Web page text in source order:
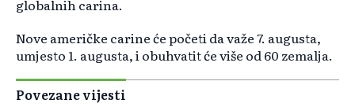
globalnih carina.
Nove američke carine će početi da važe 7. augusta,
umjesto 1. augusta, i obuhvatit će više od 60 zemalja.
Povezane vijesti